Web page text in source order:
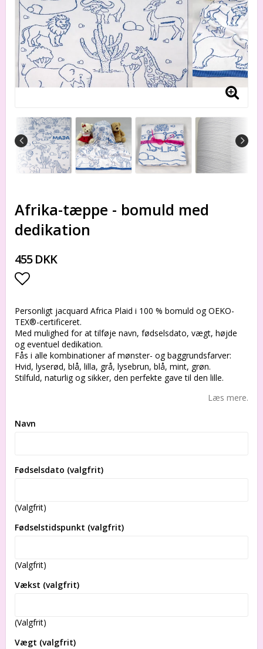
Afrika-tæppe - bomuld med
dedikation
455 DKK
Add to list of favorites
Personligt jacquard Africa Plaid i 100 % bomuld og OEKO-
TEX®-certificeret.
Med mulighed for at tilføje navn, fødselsdato, vægt, højde
og eventuel dedikation.
Fås i alle kombinationer af mønster- og baggrundsfarver:
Hvid, lyserød, blå, lilla, grå, lysebrun, blå, mint, grøn.
Stilfuld, naturlig og sikker, den perfekte gave til den lille.
Læs mere.
Navn
Fødselsdato (valgfrit)
(Valgfrit)
Fødselstidspunkt (valgfrit)
(Valgfrit)
Vækst (valgfrit)
(Valgfrit)
Vægt (valgfrit)